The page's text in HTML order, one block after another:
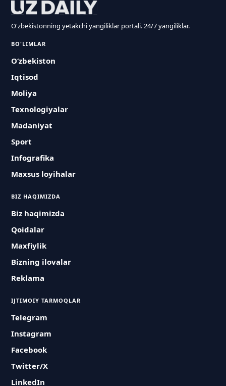
O'zbekistonning yetakchi yangiliklar portali. 24/7 yangiliklar.
BO'LIMLAR
O‘zbekiston
Iqtisod
Moliya
Texnologiyalar
Madaniyat
Sport
Infografika
Maxsus loyihalar
BIZ HAQIMIZDA
Biz haqimizda
Qoidalar
Maxfiylik
Bizning ilovalar
Reklama
IJTIMOIY TARMOQLAR
Telegram
Instagram
Facebook
Twitter/X
LinkedIn